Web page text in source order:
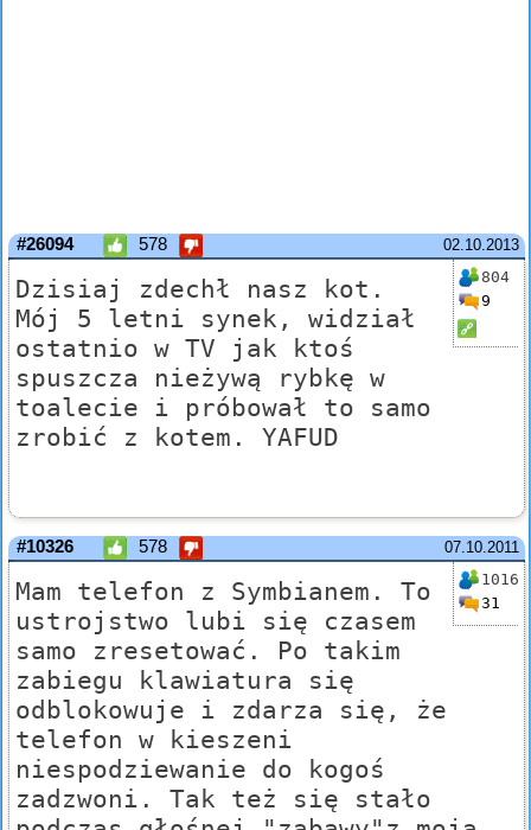
02.10.2013
#26094 578
804
9
Dzisiaj zdechł nasz kot.
Mój 5 letni synek, widział
ostatnio w TV jak ktoś
spuszcza nieżywą rybkę w
toalecie i próbował to samo
zrobić z kotem. YAFUD
07.10.2011
#10326 578
1016
31
Mam telefon z Symbianem. To
ustrojstwo lubi się czasem
samo zresetować. Po takim
zabiegu klawiatura się
odblokowuje i zdarza się, że
telefon w kieszeni
niespodziewanie do kogoś
zadzwoni. Tak też się stało